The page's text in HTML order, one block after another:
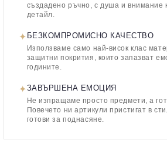
създадено ръчно, с душа и внимание
детайл.
✦ БЕЗКОМПРОМИСНО КАЧЕСТВО
Използваме само най-висок клас
защитни покрития, които запазват
годините.
✦ЗАВЪРШЕНА ЕМОЦИЯ
Не изпращаме просто предмети, а
Повечето ни артикули пристигат в
готови за поднасяне.